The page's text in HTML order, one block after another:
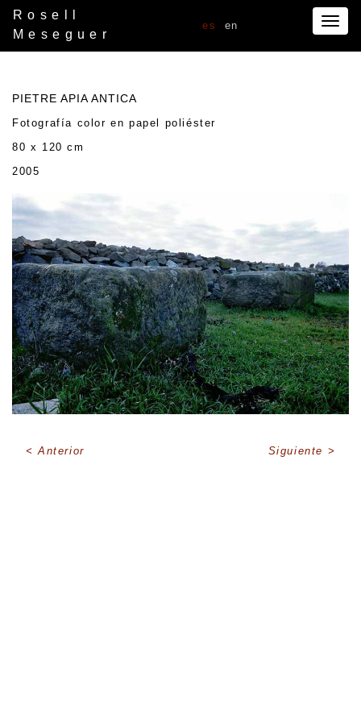
Rosell
Meseguer
es en
PIETRE APIA ANTICA
Fotografía color en papel poliéster
80 x 120 cm
2005
Anterior Siguiente